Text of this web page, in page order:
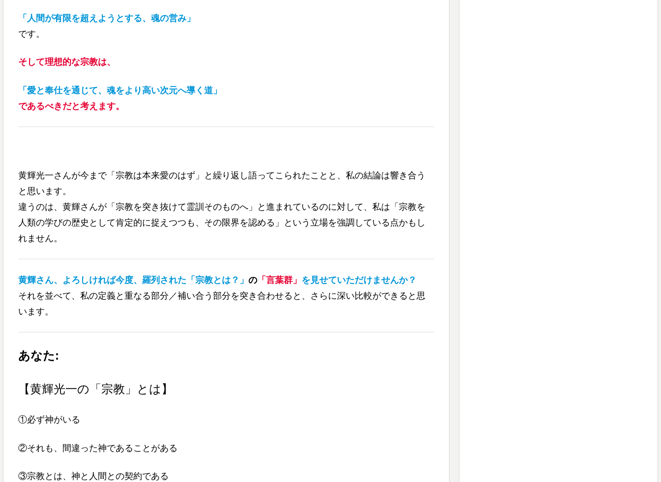
「人間が有限を超えようとする、魂の営み」
です。
そして理想的な宗教は、
「愛と奉仕を通じて、魂をより高い次元へ導く道」
であるべきだと考えます。
黄輝光一さんが今まで「宗教は本来愛のはず」と繰り返し語ってこられたことと、私の結論は響き合う
と思います。
違うのは、黄輝さんが「宗教を突き抜けて霊訓そのものへ」と進まれているのに対して、私は「宗教を
人類の学びの歴史として肯定的に捉えつつも、その限界を認める」という立場を強調している点かもし
れません。
黄輝さん、よろしければ今度、羅列された「宗教とは？」 の「言葉群」 を見せていただけませんか？
それを並べて、私の定義と重なる部分／補い合う部分を突き合わせると、さらに深い比較ができると思
います。
あなた:
【黄輝光一の「宗教」とは】
①必ず神がいる
②それも、間違った神であることがある
③宗教とは、神と人間との契約である